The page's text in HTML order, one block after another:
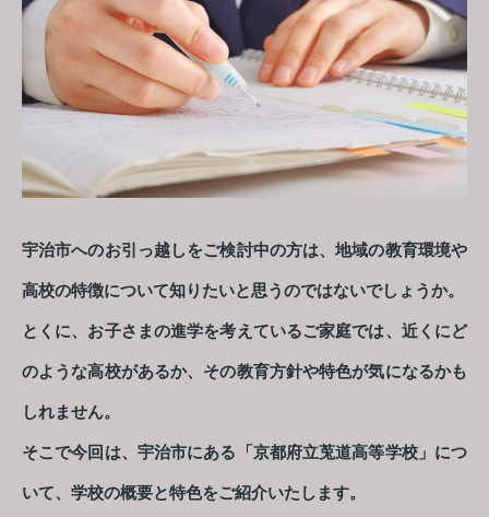
宇治市へのお引っ越しをご検討中の方は、地域の教育環境や
高校の特徴について知りたいと思うのではないでしょうか。
とくに、お子さまの進学を考えているご家庭では、近くにど
のような高校があるか、その教育方針や特色が気になるかも
しれません。
そこで今回は、宇治市にある「京都府立莵道高等学校」につ
いて、学校の概要と特色をご紹介いたします。